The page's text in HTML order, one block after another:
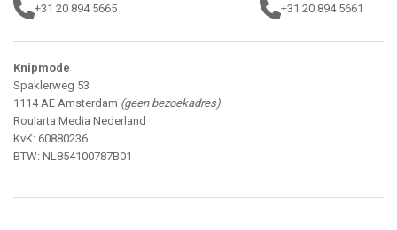
+31 20 894 5665 +31 20 894 5661
Knipmode
Spaklerweg 53
1114 AE Amsterdam (geen bezoekadres)
Roularta Media Nederland
KvK: 60880236
BTW: NL854100787B01